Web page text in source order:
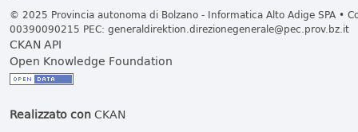
© 2025 Provincia autonoma di Bolzano - Informatica Alto Adige SPA •
00390090215 PEC: generaldirektion.direzionegenerale@pec.prov.bz.it
CKAN API
Open Knowledge Foundation
Realizzato conCKAN